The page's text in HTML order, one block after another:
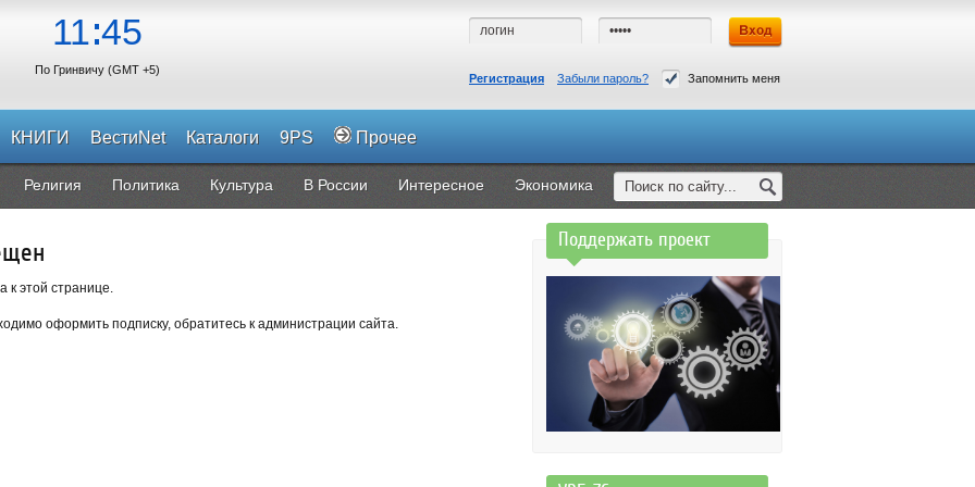
11 45
По Гринвичу (GMT +5)
Регистрация Забыли пароль? Запомнить меня
КНИГИ ВестиNet Каталоги 9PS Прочее
Религия Политика Культура В России Интересное Экономика
к этой странице.
оформить подписку, обратитесь к администрации сайта.
Поддержать проект